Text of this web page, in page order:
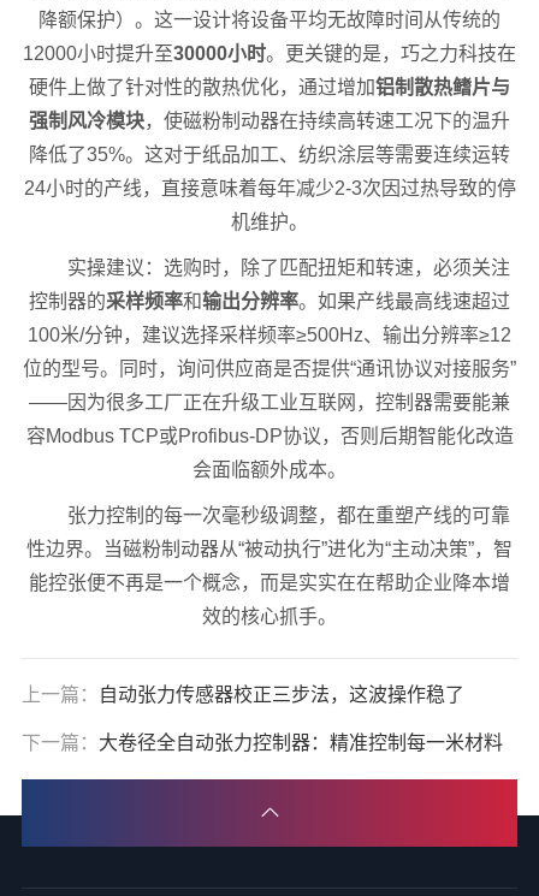
降额保护）。这一设计将设备平均无故障时间从传统的
12000小时提升至30000小时。更关键的是，巧之力科技在
硬件上做了针对性的散热优化，通过增加铝制散热鳍片与
强制风冷模块，使磁粉制动器在持续高转速工况下的温升
降低了35%。这对于纸品加工、纺织涂层等需要连续运转
24小时的产线，直接意味着每年减少2-3次因过热导致的停
机维护。
实操建议：选购时，除了匹配扭矩和转速，必须关注
控制器的采样频率和输出分辨率。如果产线最高线速超过
100米/分钟，建议选择采样频率≥500Hz、输出分辨率≥12
位的型号。同时，询问供应商是否提供“通讯协议对接服务”
——因为很多工厂正在升级工业互联网，控制器需要能兼
容Modbus TCP或Profibus-DP协议，否则后期智能化改造
会面临额外成本。
张力控制的每一次毫秒级调整，都在重塑产线的可靠
性边界。当磁粉制动器从“被动执行”进化为“主动决策”，智
能控张便不再是一个概念，而是实实在在帮助企业降本增
效的核心抓手。
上一篇： 自动张力传感器校正三步法，这波操作稳了
下一篇： 大卷径全自动张力控制器：精准控制每一米材料